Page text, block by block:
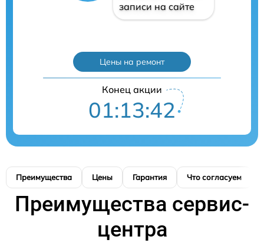
записи на сайте
Цены на ремонт
Конец акции
01:13:41
Преимущества Цены Гарантия Что согласуем
Преимущества сервис-
центра